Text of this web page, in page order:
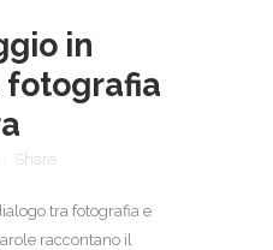
in
fotografia
Share
tra fotografia e
raccontano il